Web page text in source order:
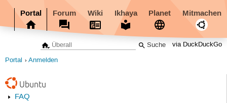
Portal Forum Wiki Ikhaya Planet Mitmachen
via DuckDuckGo
Portal Anmelden
Ubuntu
FAQ